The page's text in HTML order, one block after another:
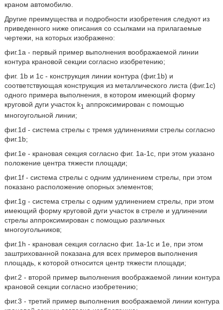
краном автомобилю.
Другие преимущества и подробности изобретения следуют из
приведенного ниже описания со ссылками на прилагаемые
чертежи, на которых изображено:
фиг.1а - первый пример выполнения воображаемой линии
контура крановой секции согласно изобретению;
фиг. 1b и 1с - конструкция линии контура (фиг.1b) и
соответствующая конструкция из металлического листа (фиг.1с)
одного примера выполнения, в котором имеющий форму
круговой дуги участок k1 аппроксимирован с помощью
многоугольной линии;
фиг.1d - система стрелы с тремя удлинениями стрелы согласно
фиг.1b;
фиг.1е - крановая секция согласно фиг. 1а-1с, при этом указано
положение центра тяжести площади;
фиг.1f - система стрелы с одним удлинением стрелы, при этом
показано расположение опорных элементов;
фиг.1g - система стрелы с одним удлинением стрелы, при этом
имеющий форму круговой дуги участок в стреле и удлинении
стрелы аппроксимирован с помощью различных
многоугольников;
фиг.1h - крановая секция согласно фиг. 1а-1с и 1е, при этом
заштрихованной показана для всех примеров выполнения
площадь, к которой относится центр тяжести площади;
фиг.2 - второй пример выполнения воображаемой линии контура
крановой секции согласно изобретению;
фиг.3 - третий пример выполнения воображаемой линии контура